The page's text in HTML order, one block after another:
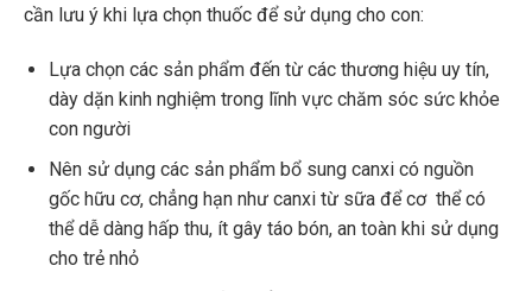
cần lưu ý khi lựa chọn thuốc để sử dụng cho con:
Lựa chọn các sản phẩm đến từ các thương hiệu uy tín,
dày dặn kinh nghiệm trong lĩnh vực chăm sóc sức khỏe
con người
Nên sử dụng các sản phẩm bổ sung canxi có nguồn
gốc hữu cơ, chẳng hạn như canxi từ sữa để cơ thể có
thể dễ dàng hấp thu, ít gây táo bón, an toàn khi sử dụng
cho trẻ nhỏ